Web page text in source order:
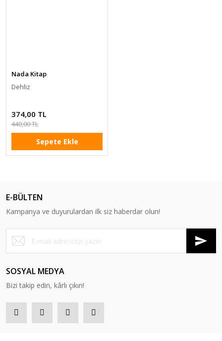
Nada Kitap
Dehliz
374,00 TL
440,00 TL
Sepete Ekle
E-BÜLTEN
Kampanya ve duyurulardan ilk siz haberdar olun!
SOSYAL MEDYA
Bizi takip edin, kârlı çıkın!